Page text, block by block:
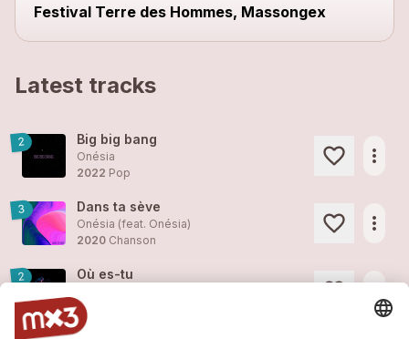
Festival Terre des Hommes, Massongex
Latest tracks
2 Big big bang
Onésia
2022 Pop
more_horiz
3 Dans ta sève
Onésia (feat. Onésia)
2020 Chanson
more_horiz
2 Où es-tu
2017